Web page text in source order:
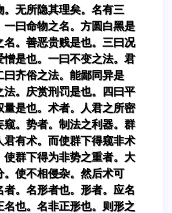
。无所隐其理矣。名有三
一曰命物之名。方圆白黑是
名。善恶贵贱是也。三曰况
憎是也。一曰不变之法。君
曰齐俗之法。能鄙同异是
法。庆赏刑罚是也。四曰平
量是也。术者。人君之所密
窥。势者。制法之利器。群
君有术。而使群下得窥非术
使群下得为非势之重者。大
。使不相侵杂。然后术可
者。名形者也。形者。应名
名也。名非正形也。则形之